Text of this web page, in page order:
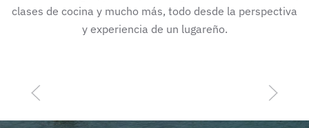
clases de cocina y mucho más, todo desde la perspectiva
y experiencia de un lugareño.